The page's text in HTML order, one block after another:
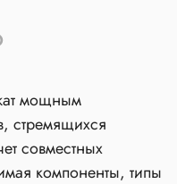
мощным
стремящихся
совместных
компоненты, типы